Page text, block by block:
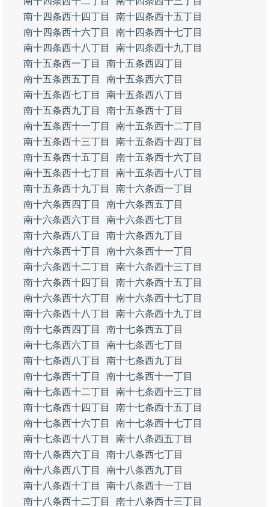
南十四条西十四丁目
南十四条西十五丁目
南十四条西十六丁目
南十四条西十七丁目
南十四条西十八丁目
南十四条西十九丁目
南十五条西一丁目
南十五条西四丁目
南十五条西五丁目
南十五条西六丁目
南十五条西七丁目
南十五条西八丁目
南十五条西九丁目
南十五条西十丁目
南十五条西十一丁目
南十五条西十二丁目
南十五条西十三丁目
南十五条西十四丁目
南十五条西十五丁目
南十五条西十六丁目
南十五条西十七丁目
南十五条西十八丁目
南十五条西十九丁目
南十六条西一丁目
南十六条西四丁目
南十六条西五丁目
南十六条西六丁目
南十六条西七丁目
南十六条西八丁目
南十六条西九丁目
南十六条西十丁目
南十六条西十一丁目
南十六条西十二丁目
南十六条西十三丁目
南十六条西十四丁目
南十六条西十五丁目
南十六条西十六丁目
南十六条西十七丁目
南十六条西十八丁目
南十六条西十九丁目
南十七条西四丁目
南十七条西五丁目
南十七条西六丁目
南十七条西七丁目
南十七条西八丁目
南十七条西九丁目
南十七条西十丁目
南十七条西十一丁目
南十七条西十二丁目
南十七条西十三丁目
南十七条西十四丁目
南十七条西十五丁目
南十七条西十六丁目
南十七条西十七丁目
南十七条西十八丁目
南十八条西五丁目
南十八条西六丁目
南十八条西七丁目
南十八条西八丁目
南十八条西九丁目
南十八条西十丁目
南十八条西十一丁目
南十八条西十二丁目
南十八条西十三丁目